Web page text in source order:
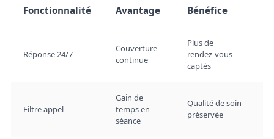
Fonctionnalité Avantage Bénéfice
Réponse 24/7
Couverture
continue
Plus de
rendez‑vous
captés
Filtre appel
Gain de
temps en
séance
Qualité de soin
préservée